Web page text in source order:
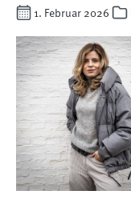
1. Februar 2026